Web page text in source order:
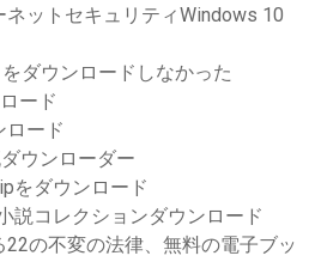
ットセキュリティWindows 10
ダウンロードしなかった
ード
ロード
ウンローダー
をダウンロード
説コレクションダウンロード
の不変の法律、無料の電子ブッ